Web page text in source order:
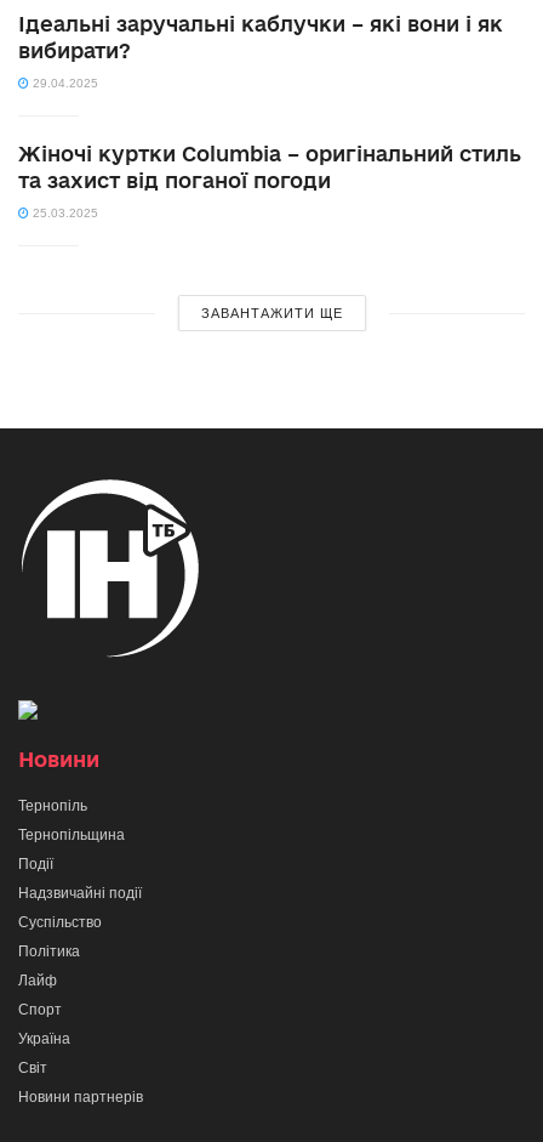
Ідеальні заручальні каблучки – які вони і як
вибирати?
29.04.2025
Жіночі куртки Columbia – оригінальний стиль
та захист від поганої погоди
25.03.2025
ЗАВАНТАЖИТИ ЩЕ
Новини
Тернопіль
Тернопільщина
Події
Надзвичайні події
Суспільство
Політика
Лайф
Спорт
Україна
Світ
Новини партнерів